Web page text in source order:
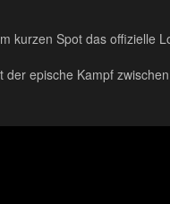
kurzen Spot das offizielle
der epische Kampf